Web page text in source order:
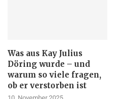
Was aus Kay Julius
Döring wurde – und
warum so viele fragen,
ob er verstorben ist